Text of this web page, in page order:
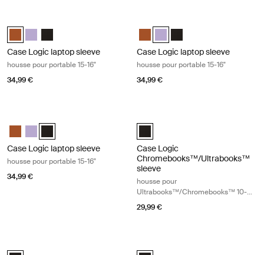
Case Logic 15-16" Laptop Sleeve Rustic Amber (selected)
Case Logic 15-16" Laptop Sleeve Lilac
Case Logic 15-16" Laptop Sleeve Noir
Case Logic laptop sleeve
housse pour portable 15-16"
34,99 €
Case Logic 15-16" Laptop
Case Logic 15-16" Laptop
Case Logic 15-16"
Case Logic laptop sleeve
housse pour portable 15-16"
34,99 €
Case Logic 15-16" Laptop Sleeve Rustic Amber
Case Logic 15-16" Laptop Sleeve Lilac
Case Logic 15-16" Laptop Sleeve Noir (selected)
Case Logic laptop sleeve
housse pour portable 15-16"
34,99 €
Case Logic 10-11.6"
Case Logic
Chromebooks™/Ultrabooks™
sleeve
housse pour
Ultrabooks™/Chromebooks™ 10-
11,6"
29,99 €
Case Logic 17-17.3" Laptop Sleeve Noir (selected)Case Logic 12.5" - 13.3" Slim